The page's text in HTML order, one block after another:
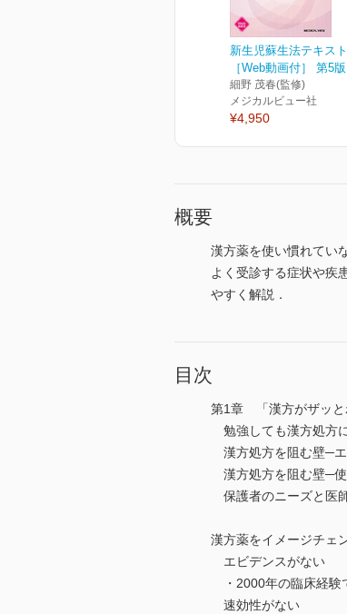
新生児蘇生法テキスト
［Web動画付］ 第5版
細野 茂春(監修)
メジカルビュー社
¥4,950
概要
漢方薬を使い慣れてい
よく受診する症状や疾
やすく解説．
目次
第1章 「漢方がザッと
勉強しても漢方処方
漢方処方を阻む壁─エ
漢方処方を阻む壁─
保護者のニーズと医
漢方薬をイメージチェ
エビデンスがない
・2000年の臨床経験
速効性がない